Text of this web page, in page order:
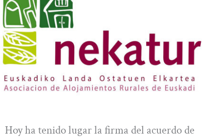
Hoy ha tenido lugar la firma del acuerdo de